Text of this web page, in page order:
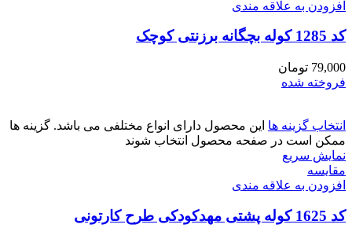
افزودن به علاقه مندی
کد 1285 کوله بچگانه برزنتی کوچک
79,000 تومان
فروخته شده
انتخاب گزینه ها این محصول دارای انواع مختلفی می باشد. گزینه ها
ممکن است در صفحه محصول انتخاب شوند
نمایش سریع
مقايسه
افزودن به علاقه مندی
کد 1625 کوله پشتی مهدکودکی طرح کارتونی